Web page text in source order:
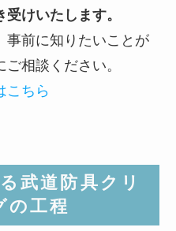
けいたします。
事前に知りたいことが
相談ください。
こちら
武道防具クリ
の工程